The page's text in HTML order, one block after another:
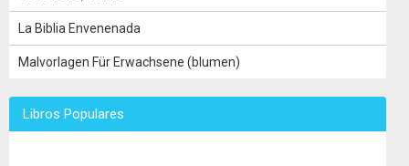
La Biblia Envenenada
Malvorlagen Für Erwachsene (blumen)
Libros Populares